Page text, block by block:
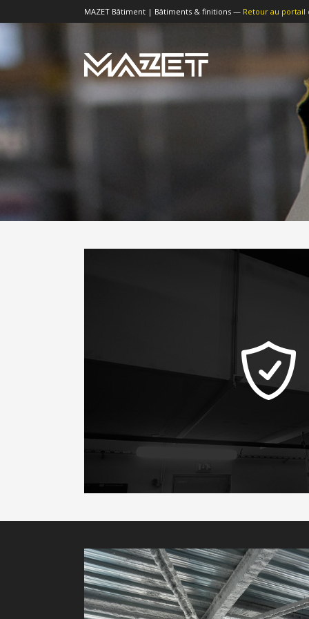
MAZET Bâtiment | Bâtiments & finitions — Retour au portail